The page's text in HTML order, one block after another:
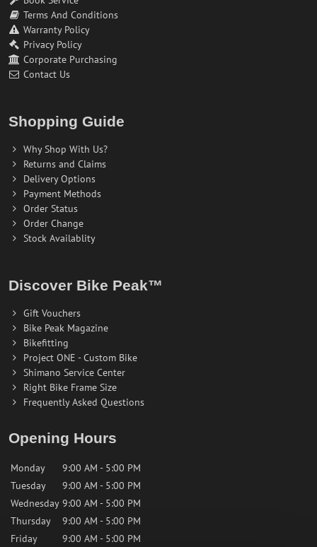
Terms And Conditions
Warranty Policy
Privacy Policy
Corporate Purchasing
Contact Us
Shopping Guide
Why Shop With Us?
Returns and Claims
Delivery Options
Payment Methods
Order Status
Order Change
Stock Availablity
Discover Bike Peak™
Gift Vouchers
Bike Peak Magazine
Bikefitting
Project ONE - Custom Bike
Shimano Service Center
Right Bike Frame Size
Frequently Asked Questions
Opening Hours
Monday
9:00 AM - 5:00 PM
Tuesday
9:00 AM - 5:00 PM
Wednesday 9:00 AM - 5:00 PM
Thursday
9:00 AM - 5:00 PM
Friday
9:00 AM - 5:00 PM